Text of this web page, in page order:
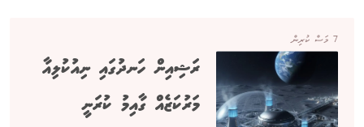
7 މަސް ކުރިން
ރަޝިއިން ހަނދުގައި ނިއުކުލިއާ
މަރުކަޒެއް ގާއިމު ކުރަނީ